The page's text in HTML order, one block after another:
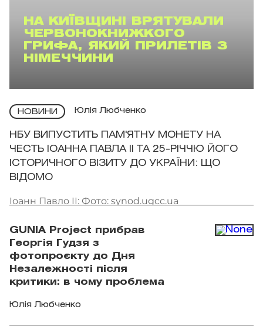
НА КИЇВЩИНІ ВРЯТУВАЛИ
ЧЕРВОНОКНИЖКОГО
ГРИФА, ЯКИЙ ПРИЛЕТІВ З
НІМЕЧЧИНИ
НОВИНИ Юлія Любченко
НБУ ВИПУСТИТЬ ПАМ'ЯТНУ МОНЕТУ НА
ЧЕСТЬ ІОАННА ПАВЛА II ТА 25-РІЧЧЮ ЙОГО
ІСТОРИЧНОГО ВІЗИТУ ДО УКРАЇНИ: ЩО
ВІДОМО
Іоанн Павло II: Фото: synod.ugcc.ua
GUNIA Project прибрав
Георгія Гудзя з
фотопроєкту до Дня
Незалежності після
критики: в чому проблема
Юлія Любченко